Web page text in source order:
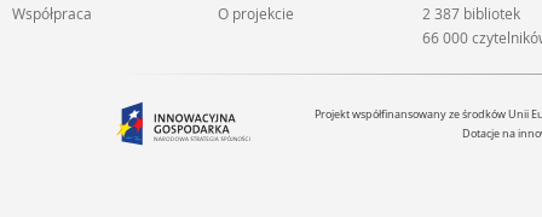
Współpraca
O projekcie
2 387 bibliotek
66 000
Projekt współfinansowany ze środków Unii
Dotacje na